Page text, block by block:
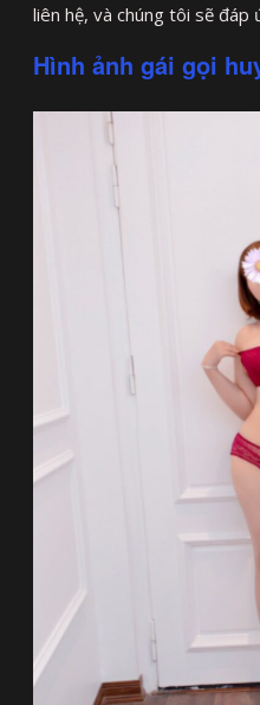
liên hệ, và chúng tôi sẽ đáp
Hình ảnh gái gọi